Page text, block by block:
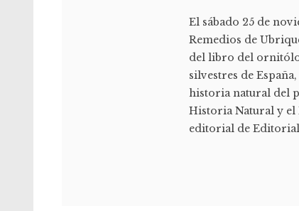
El sábado 25 de
Remedios de
del libro del
silvestres de
historia natural del
Historia Natural y
editorial de